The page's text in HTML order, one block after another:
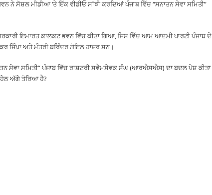
ਨੇ ਸੋਸ਼ਲ ਮੀਡੀਆ ‘ਤੇ ਇੱਕ ਵੀਡੀਓ ਸਾਂਝੀ ਕਰਦਿਆਂ ਪੰਜਾਬ ਵਿੱਚ “ਸਨਾਤਨ ਸੇਵਾ ਸਮਿਤੀ”
ਇਮਾਰਤ ਕਾਲਕਟ ਭਵਨ ਵਿੱਚ ਕੀਤਾ ਗਿਆ, ਜਿਸ ਵਿੱਚ ਆਮ ਆਦਮੀ ਪਾਰਟੀ ਪੰਜਾਬ ਦੇ
ਜਿੰਪਾ ਅਤੇ ਮੰਤਰੀ ਬਰਿੰਦਰ ਗੋਇਲ ਹਾਜ਼ਰ ਸਨ।
ਸੇਵਾ ਸਮਿਤੀ” ਪੰਜਾਬ ਵਿੱਚ ਰਾਸ਼ਟਰੀ ਸਵੈਮਸੇਵਕ ਸੰਘ (ਆਰਐਸਐਸ) ਦਾ ਬਦਲ ਪੇਸ਼ ਕੀਤਾ
ਹੇਠ ਅੱਗੇ ਤੋਰਿਆ ਹੈ?